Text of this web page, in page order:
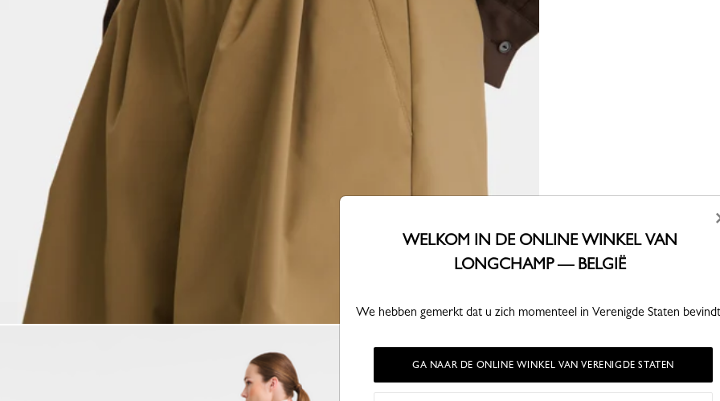
WELKOM IN DE ONLINE WINKEL VAN
LONGCHAMP — BELGIË
We hebben gemerkt dat u zich momenteel in Verenigde Staten
GA NAAR DE ONLINE WINKEL VAN VERENIGDE STATEN